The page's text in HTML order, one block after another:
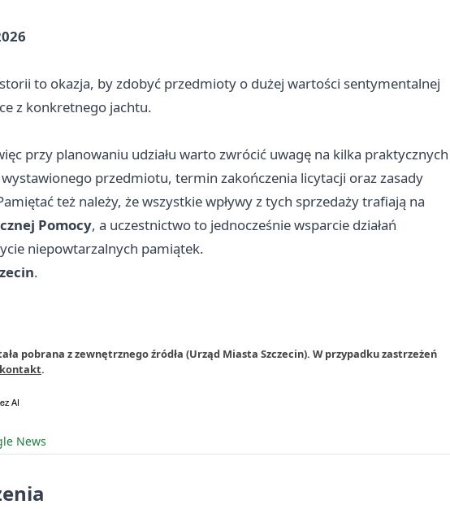
to okazja, by zdobyć przedmioty o dużej wartości sentymentalnej
z konkretnego jachtu.
przy planowaniu udziału warto zwrócić uwagę na kilka praktycznych
przedmiotu, termin zakończenia licytacji oraz zasady
też należy, że wszystkie wpływy z tych sprzedaży trafiają na
Pomocy, a uczestnictwo to jednocześnie wsparcie działań
niepowtarzalnych pamiątek.
.
pobrana z zewnętrznego źródła (Urząd Miasta Szczecin). W przypadku zastrzeżeń
kontakt.
News